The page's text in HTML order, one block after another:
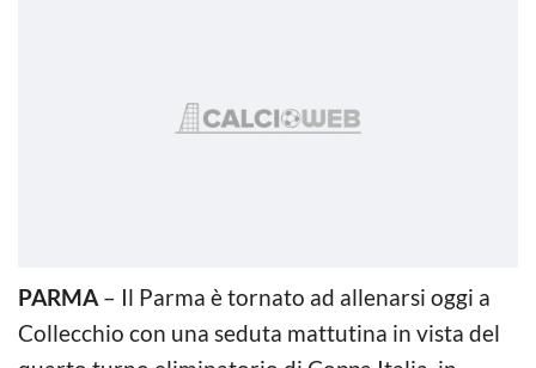
PARMA – Il Parma è tornato ad allenarsi oggi a
Collecchio con una seduta mattutina in vista del